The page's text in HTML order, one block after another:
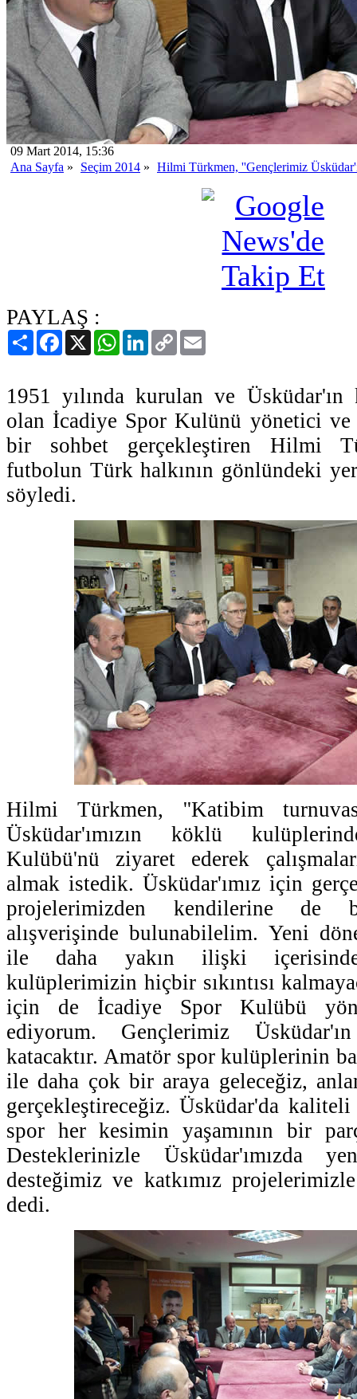
09 Mart 2014, 15:36
Ana Sayfa » Seçim 2014 » Hilmi Türkmen, ''Gençlerimiz
PAYLAŞ :
PaylaşFacebook
X WhatsAppLinkedIn
Copy
Link
1951 yılında kurulan ve
olan İcadiye Spor Kulünü yönetici
bir sohbet gerçekleştiren Hilmi
futbolun Türk halkının gönlündeki
söyledi.
Hilmi Türkmen, ''Katibim
Üsküdar'ımızın köklü
Kulübü'nü ziyaret ederek
almak istedik. Üsküdar'ımız için
projelerimizden kendilerine
alışverişinde bulunabilelim. Yeni
ile daha yakın ilişki
kulüplerimizin hiçbir sıkıntısı
için de İcadiye Spor Kulübü
ediyorum. Gençlerimiz
katacaktır. Amatör spor kulüplerinin
ile daha çok bir araya geleceğiz,
gerçekleştireceğiz. Üsküdar'da
spor her kesimin yaşamının bir
Desteklerinizle Üsküdar'ımızda
desteğimiz ve katkımız
dedi.